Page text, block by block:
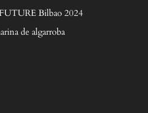
Bilbao 2024
de algarroba